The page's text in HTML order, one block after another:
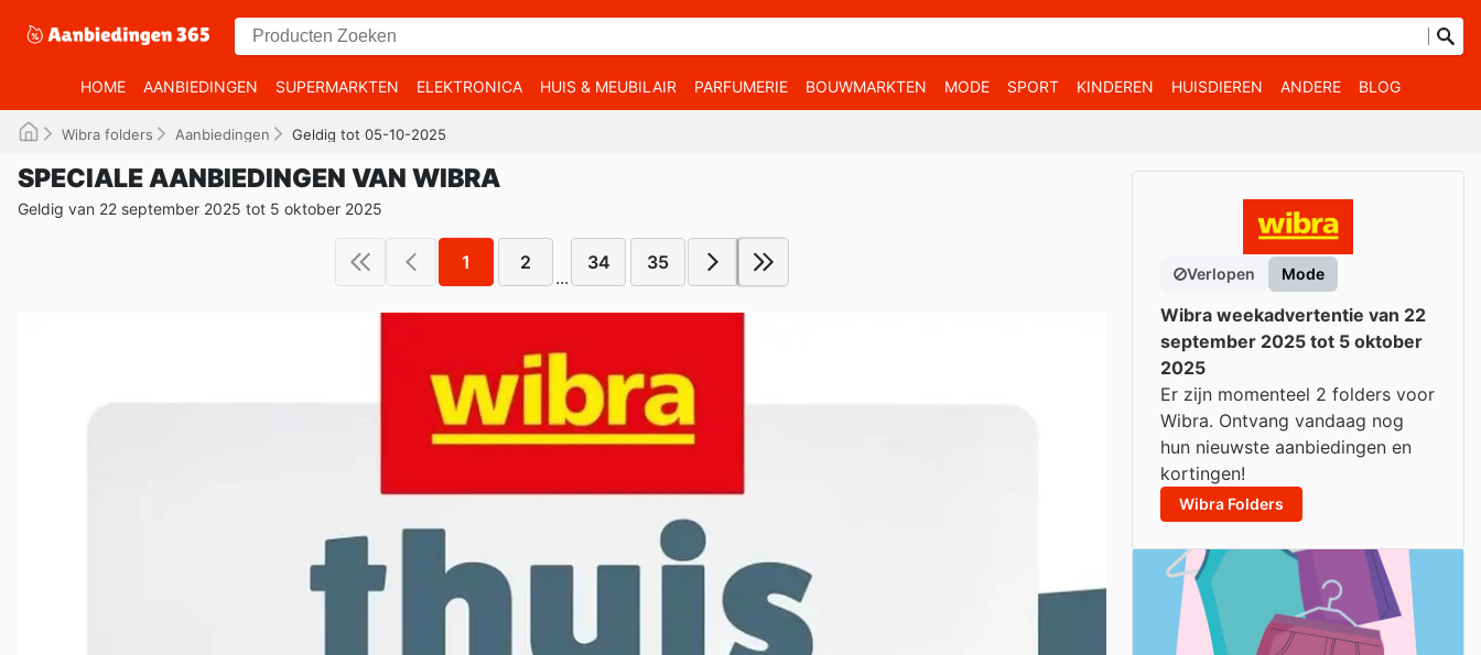
HOME AANBIEDINGEN SUPERMARKTEN ELEKTRONICA HUIS & MEUBILAIR PARFUMERIE BOUWMARKTEN MODE SPORT KINDEREN HUISDIEREN ANDERE BLOG
Wibra folders Aanbiedingen Geldig tot 05-10-2025
SPECIALE AANBIEDINGEN VAN WIBRA
Geldig van 22 september 2025 tot 5 oktober 2025
1 2
...
34 35
Verlopen Mode
Wibra weekadvertentie van 22
september 2025 tot 5 oktober
2025
Er zijn momenteel 2 folders voor
Wibra. Ontvang vandaag nog
hun nieuwste aanbiedingen en
kortingen!
Wibra Folders